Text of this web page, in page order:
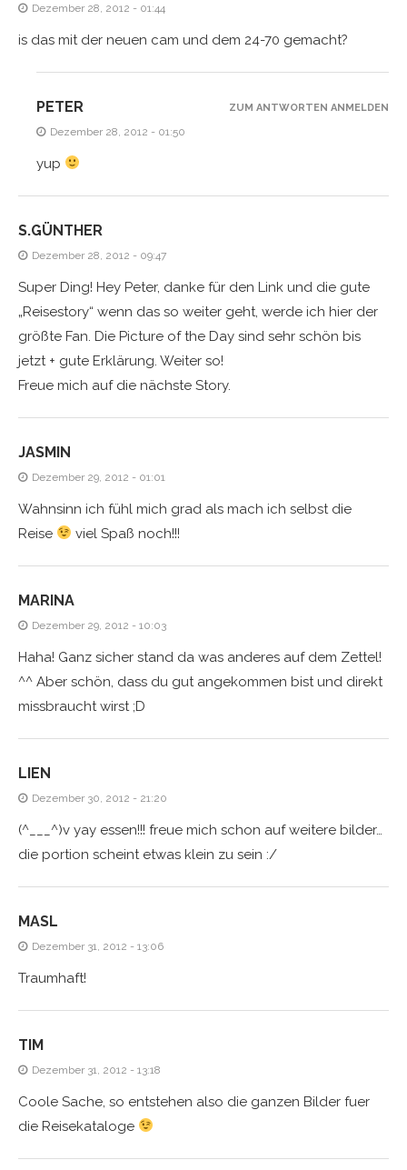
Dezember 28, 2012 - 01:44
is das mit der neuen cam und dem 24-70 gemacht?
PETER
Dezember 28, 2012 - 01:50
yup
ZUM ANTWORTEN ANMELDEN
S.GÜNTHER
Dezember 28, 2012 - 09:47
Super Ding! Hey Peter, danke für den Link und die gute
„Reisestory“ wenn das so weiter geht, werde ich hier der
größte Fan. Die Picture of the Day sind sehr schön bis
jetzt + gute Erklärung. Weiter so!
Freue mich auf die nächste Story.
JASMIN
Dezember 29, 2012 - 01:01
Wahnsinn ich fühl mich grad als mach ich selbst die
Reise
viel Spaß noch!!!
MARINA
Dezember 29, 2012 - 10:03
Haha! Ganz sicher stand da was anderes auf dem Zettel!
^^ Aber schön, dass du gut angekommen bist und direkt
missbraucht wirst ;D
LIEN
Dezember 30, 2012 - 21:20
(^___^)v yay essen!!! freue mich schon auf weitere bilder…
die portion scheint etwas klein zu sein :/
MASL
Dezember 31, 2012 - 13:06
Traumhaft!
TIM
Dezember 31, 2012 - 13:18
Coole Sache, so entstehen also die ganzen Bilder fuer
die Reisekataloge